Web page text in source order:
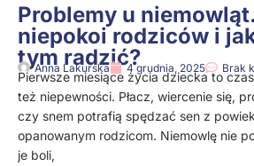
Problemy u
niepokoi rodziców i
tym radzić?
Anna Lakurska 4 grudnia, 2025 Brak
Pierwsze miesiące życia dziecka to
też niepewności. Płacz, wiercenie się,
czy snem potrafią spędzać sen z
opanowanym rodzicom. Niemowlę nie
je boli,